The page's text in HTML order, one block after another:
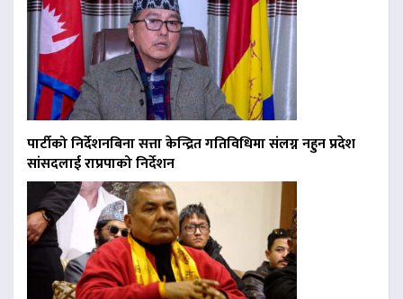
पार्टीको निर्देशनबिना सत्ता केन्द्रित गतिविधिमा संलग्न नहुन प्रदेश
सांसदलाई राप्रपाको निर्देशन